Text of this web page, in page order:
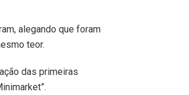
alegando que foram
teor.
das primeiras